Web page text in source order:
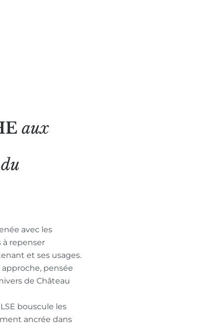
aux
du
avec les
à repenser
et ses usages.
pensée
de Château
bouscule les
ancrée dans